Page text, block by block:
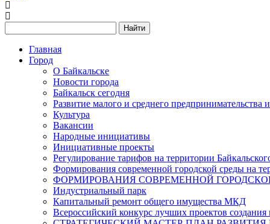
Найти
Главная
Город
О Байкальске
Новости города
Байкальск сегодня
Развитие малого и среднего предпринимательства
Культура
Вакансии
Народные инициативы
Инициативные проекты
Регулирование тарифов на территории
Формирования современной городской среды на
ФОРМИРОВАНИЯ СОВРЕМЕННОЙ
Индустриальный парк
Капитальный ремонт общего имущества МКД
Всероссийский конкурс лучших проектов